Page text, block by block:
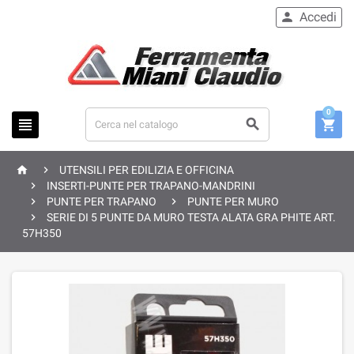
 
 Accedi

0
 
UTENSILI PER EDILIZIA E OFFICINA

INSERTI-PUNTE PER TRAPANO-MANDRINI

PUNTE PER TRAPANO 
PUNTE PER MURO

SERIE DI 5 PUNTE DA MURO TESTA ALATA GRA PHITE ART.
57H350